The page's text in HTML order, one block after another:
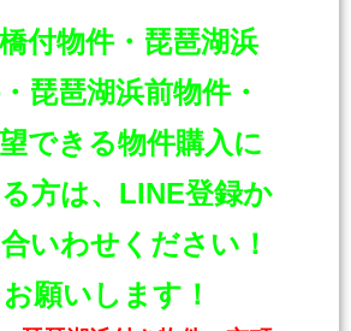
付物件・琵琶湖浜
琵琶湖浜前物件・
望できる物件購入に
方は、LINE登録か
いわせください！
願いします！